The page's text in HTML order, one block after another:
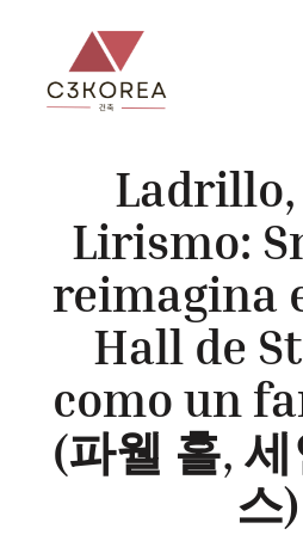
Ladrillo,
Lirismo:
reimagina
Hall de
como un
(파웰 홀,
스)